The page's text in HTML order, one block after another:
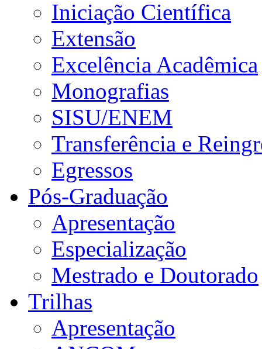
Iniciação Científica
Extensão
Excelência Acadêmica
Monografias
SISU/ENEM
Transferência e
Egressos
Pós-Graduação
Apresentação
Especialização
Mestrado e Doutorado
Trilhas
Apresentação